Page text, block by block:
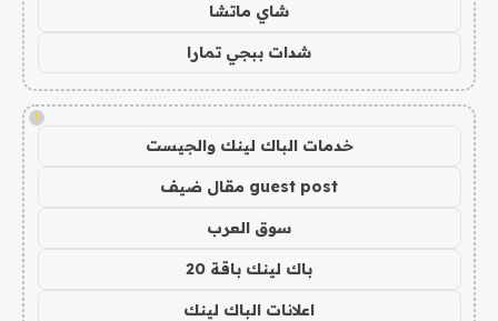
شاي ماتشا
شدات ببجي تمارا
!
خدمات الباك لينك والجيست
guest post مقال ضيف
سوق العرب
باك لينك باقة 20
اعلانات الباك لينك